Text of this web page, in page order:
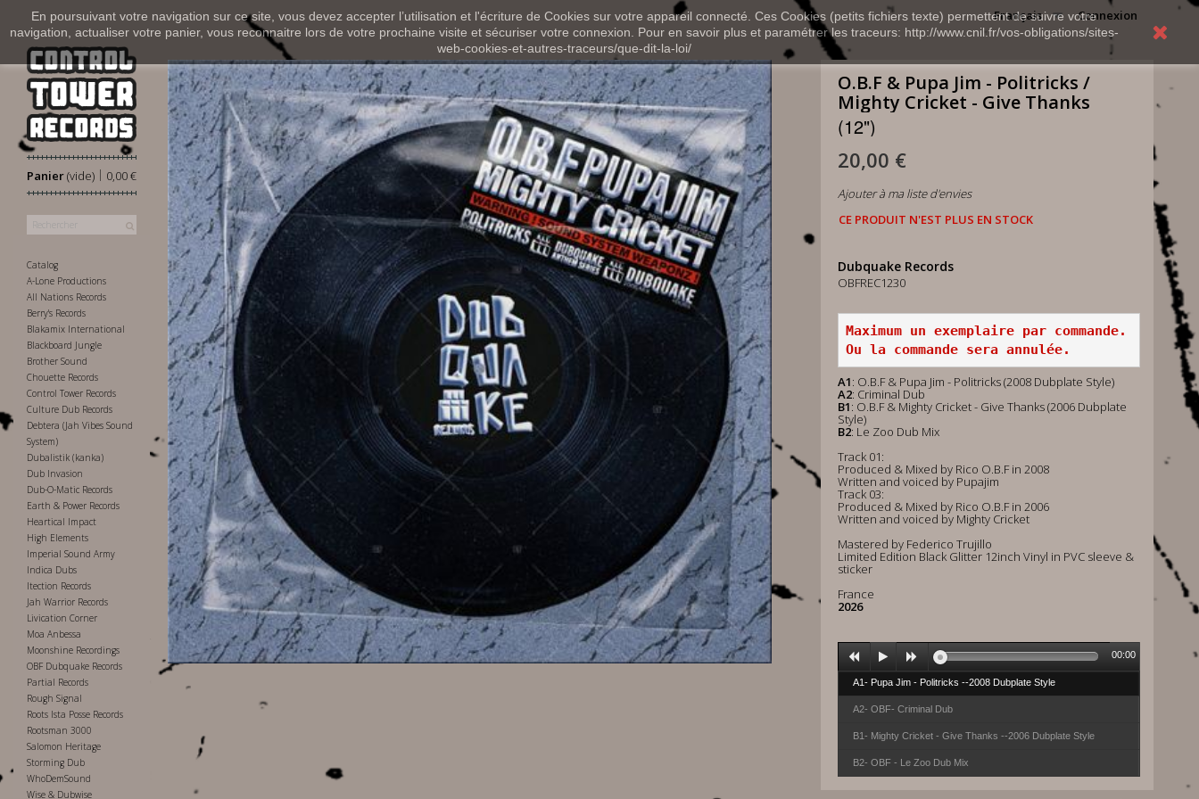
En poursuivant votre navigation sur ce site, vous devez accepter l’utilisation et l'écriture de Cookies sur votre appareil connecté. Ces Cookies (petits fichiers texte) permettent de suivre votre
navigation, actualiser votre panier, vous reconnaitre lors de votre prochaine visite et sécuriser votre connexion. Pour en savoir plus et paramétrer les traceurs: http://www.cnil.fr/vos-obligations/sites-
web-cookies-et-autres-traceurs/que-dit-la-loi/
Connexion
Français
Panier 0,00 €
|
(vide)
Catalog
A-Lone Productions
All Nations Records
Berry's Records
Blakamix International
Blackboard Jungle
Brother Sound
Chouette Records
Control Tower Records
Culture Dub Records
Debtera (Jah Vibes Sound
System)
Dubalistik (kanka)
Dub Invasion
Dub-O-Matic Records
Earth & Power Records
Heartical Impact
High Elements
Imperial Sound Army
Indica Dubs
Itection Records
Jah Warrior Records
Livication Corner
Moa Anbessa
Moonshine Recordings
OBF Dubquake Records
Partial Records
Rough Signal
Roots Ista Posse Records
Rootsman 3000
Salomon Heritage
Storming Dub
WhoDemSound
Wise & Dubwise
O.B.F & Pupa Jim - Politricks /
Mighty Cricket - Give Thanks
(12")
20,00 €
Ajouter à ma liste d'envies
CE PRODUIT N'EST PLUS EN STOCK
Dubquake Records
OBFREC1230
Maximum un exemplaire par commande.
Ou la commande sera annulée.
A1: O.B.F & Pupa Jim - Politricks (2008 Dubplate Style)
A2: Criminal Dub
B1: O.B.F & Mighty Cricket - Give Thanks (2006 Dubplate
Style)
B2: Le Zoo Dub Mix
Track 01:
Produced & Mixed by Rico O.B.F in 2008
Written and voiced by Pupajim
Track 03:
Produced & Mixed by Rico O.B.F in 2006
Written and voiced by Mighty Cricket
Mastered by Federico Trujillo
Limited Edition Black Glitter 12inch Vinyl in PVC sleeve &
sticker
France
2026
A1- Pupa Jim - Politricks --2008 Dubplate Style
A2- OBF- Criminal Dub
B1- Mighty Cricket - Give Thanks --2006 Dubplate Style
B2- OBF - Le Zoo Dub Mix
00:00